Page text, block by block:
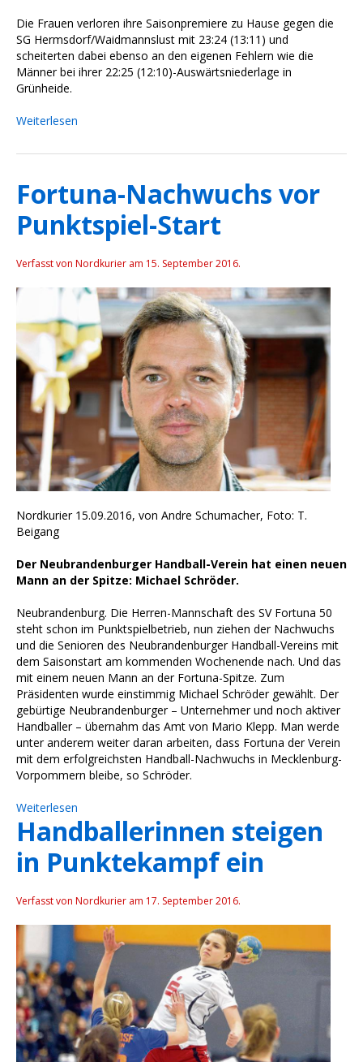
Die Frauen verloren ihre Saisonpremiere zu Hause gegen die
SG Hermsdorf/Waidmannslust mit 23:24 (13:11) und
scheiterten dabei ebenso an den eigenen Fehlern wie die
Männer bei ihrer 22:25 (12:10)-Auswärtsniederlage in
Grünheide.
Weiterlesen
Fortuna-Nachwuchs vor
Punktspiel-Start
Verfasst von Nordkurier am 15. September 2016.
Nordkurier 15.09.2016, von Andre Schumacher, Foto: T.
Beigang
Der Neubrandenburger Handball-Verein hat einen neuen
Mann an der Spitze: Michael Schröder.
Neubrandenburg. Die Herren-Mannschaft des SV Fortuna 50
steht schon im Punktspielbetrieb, nun ziehen der Nachwuchs
und die Senioren des Neubrandenburger Handball-Vereins mit
dem Saisonstart am kommenden Wochenende nach. Und das
mit einem neuen Mann an der Fortuna-Spitze. Zum
Präsidenten wurde einstimmig Michael Schröder gewählt. Der
gebürtige Neubrandenburger – Unternehmer und noch aktiver
Handballer – übernahm das Amt von Mario Klepp. Man werde
unter anderem weiter daran arbeiten, dass Fortuna der Verein
mit dem erfolgreichsten Handball-Nachwuchs in Mecklenburg-
Vorpommern bleibe, so Schröder.
Weiterlesen
Handballerinnen steigen
in Punktekampf ein
Verfasst von Nordkurier am 17. September 2016.